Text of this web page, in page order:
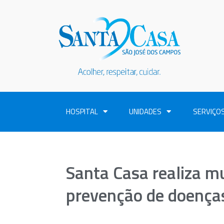
HOSPITAL UNIDADES
Santa Casa realiza
prevenção de